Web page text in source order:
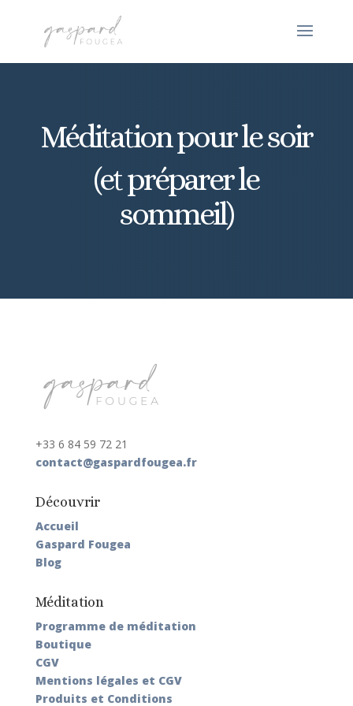
Méditation pour le soir
(et préparer le
sommeil)
+33 6 84 59 72 21
contact@gaspardfougea.fr
Découvrir
Accueil
Gaspard Fougea
Blog
Méditation
Programme de méditation
Boutique
CGV
Mentions légales et CGV
Produits et Conditions